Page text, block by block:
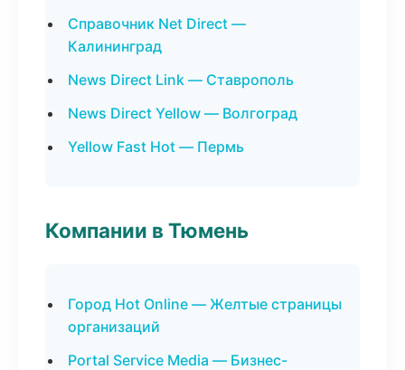
Справочник Net Direct —
Калининград
News Direct Link — Ставрополь
News Direct Yellow — Волгоград
Yellow Fast Hot — Пермь
Компании в Тюмень
Город Hot Online — Желтые страницы
организаций
Portal Service Media — Бизнес-